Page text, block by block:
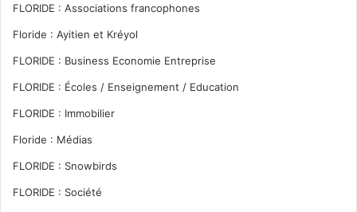
FLORIDE : Associations francophones
Floride : Ayitien et Kréyol
FLORIDE : Business Economie Entreprise
FLORIDE : Écoles / Enseignement / Education
FLORIDE : Immobilier
Floride : Médias
FLORIDE : Snowbirds
FLORIDE : Société